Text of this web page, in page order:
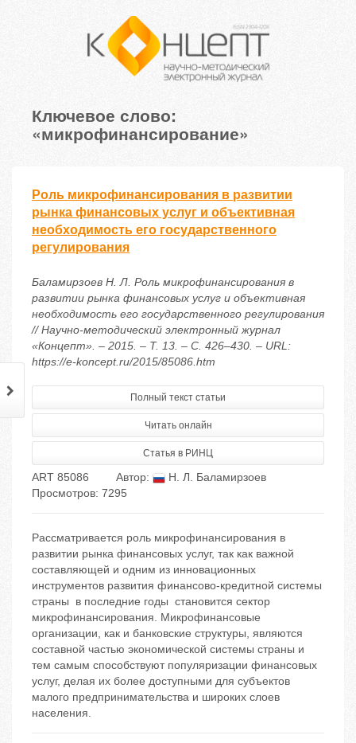
Ключевое слово:
«микрофинансирование»
Роль микрофинансирования в развитии
рынка финансовых услуг и объективная
необходимость его государственного
регулирования
Баламирзоев Н. Л. Роль микрофинансирования в
развитии рынка финансовых услуг и объективная
необходимость его государственного регулирования
// Научно-методический электронный журнал
«Концепт». – 2015. – Т. 13. – С. 426–430. – URL:
https://e-koncept.ru/2015/85086.htm
Полный текст статьи
Читать онлайн
Статья в РИНЦ
ART 85086 Автор:
Н. Л. Баламирзоев
Просмотров: 7295
Рассматривается роль микрофинансирования в
развитии рынка финансовых услуг, так как важной
составляющей и одним из инновационных
инструментов развития финансово-кредитной системы
страны в последние годы становится сектор
микрофинансирования. Микрофинансовые
организации, как и банковские структуры, являются
составной частью экономической системы страны и
тем самым способствуют популяризации финансовых
услуг, делая их более доступными для субъектов
малого предпринимательства и широких слоев
населения.